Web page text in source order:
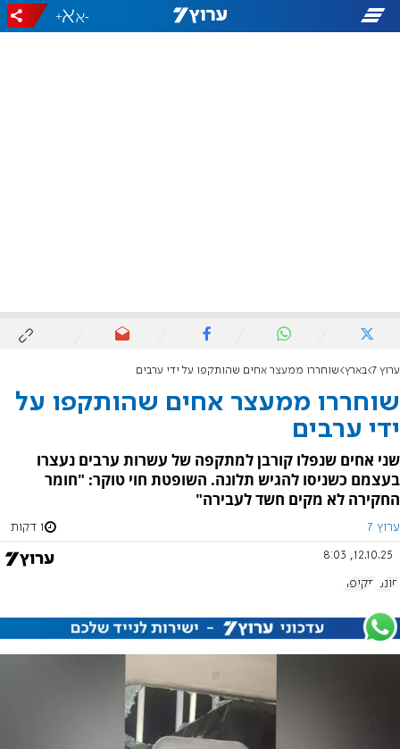
-
+
ערוץ 7 בארץ שוחררו ממעצר אחים שהותקפו על ידי ערבים
שוחררו ממעצר אחים שהותקפו על
ידי ערבים
שני אחים שנפלו קורבן למתקפה של עשרות ערבים נעצרו
בעצמם כשניסו להגיש תלונה. השופטת חוי טוקר: "חומר
החקירה לא מקים חשד לעבירה"
ערוץ 7 1 דקות
12.10.25, 8:03
חוננו תקיפה